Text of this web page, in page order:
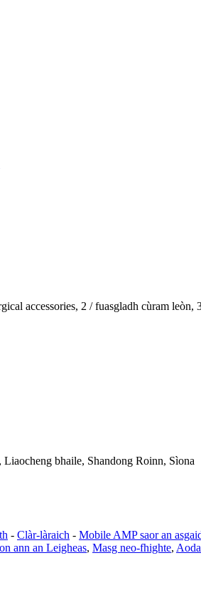
accessories, 2 / fuasgladh cùram
bhaile, Shandong Roinn, Sìona
- Clàr-làraich - Mobile AMP saor an
ann an Leigheas, Masg neo-fhighte,